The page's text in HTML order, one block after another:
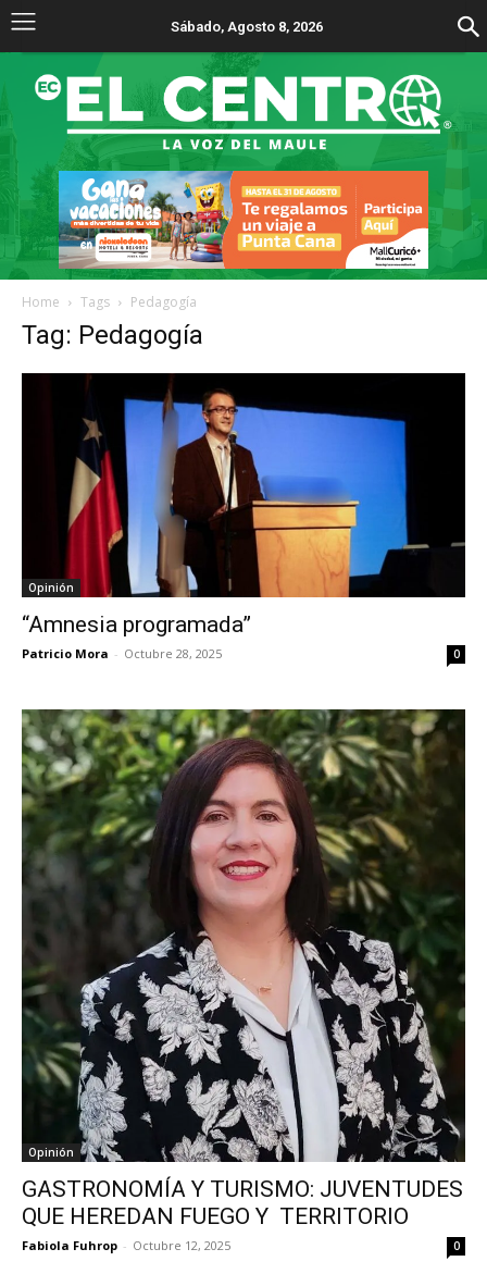
Sábado, Agosto 8, 2026
Home Tags Pedagogía
Tag: Pedagogía
Opinión
“Amnesia programada”
Patricio Mora - Octubre 28, 2025 0
Opinión
GASTRONOMÍA Y TURISMO: JUVENTUDES
QUE HEREDAN FUEGO Y TERRITORIO
Fabiola Fuhrop - Octubre 12, 2025 0